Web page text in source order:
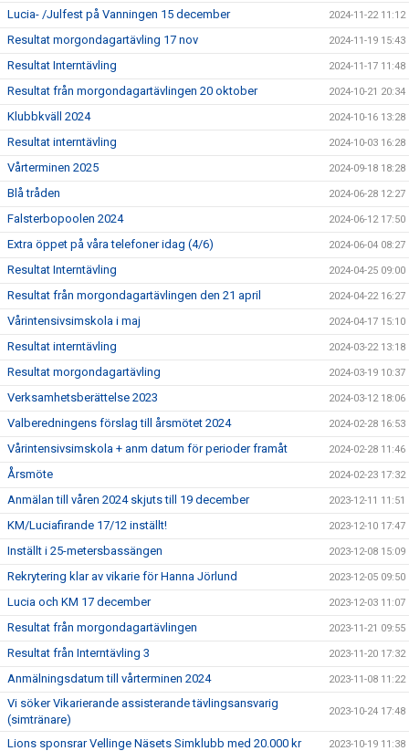
Lucia- /Julfest på Vanningen 15 december 2024-11-22 11:12
Resultat morgondagartävling 17 nov 2024-11-19 15:43
Resultat Interntävling 2024-11-17 11:48
Resultat från morgondagartävlingen 20 oktober 2024-10-21 20:34
Klubbkväll 2024 2024-10-16 13:28
Resultat interntävling 2024-10-03 16:28
Vårterminen 2025 2024-09-18 18:28
Blå tråden 2024-06-28 12:27
Falsterbopoolen 2024 2024-06-12 17:50
Extra öppet på våra telefoner idag (4/6) 2024-06-04 08:27
Resultat Interntävling 2024-04-25 09:00
Resultat från morgondagartävlingen den 21 april 2024-04-22 16:27
Vårintensivsimskola i maj 2024-04-17 15:10
Resultat interntävling 2024-03-22 13:18
Resultat morgondagartävling 2024-03-19 10:37
Verksamhetsberättelse 2023 2024-03-12 18:06
Valberedningens förslag till årsmötet 2024 2024-02-28 16:53
Vårintensivsimskola + anm datum för perioder framåt 2024-02-28 11:46
Årsmöte 2024-02-23 17:32
Anmälan till våren 2024 skjuts till 19 december 2023-12-11 11:51
KM/Luciafirande 17/12 inställt! 2023-12-10 17:47
Inställt i 25-metersbassängen 2023-12-08 15:09
Rekrytering klar av vikarie för Hanna Jörlund 2023-12-05 09:50
Lucia och KM 17 december 2023-12-03 11:07
Resultat från morgondagartävlingen 2023-11-21 09:55
Resultat från Interntävling 3 2023-11-20 17:32
Anmälningsdatum till vårterminen 2024 2023-11-08 11:22
Vi söker Vikarierande assisterande tävlingsansvarig
(simtränare)
2023-10-24 17:48
Lions sponsrar Vellinge Näsets Simklubb med 20.000 kr 2023-10-19 11:38